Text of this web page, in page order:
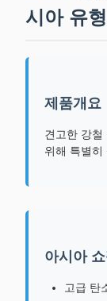
시아 유
제품개요
견고한 강철
위해 특별히
아시아
고급 탄